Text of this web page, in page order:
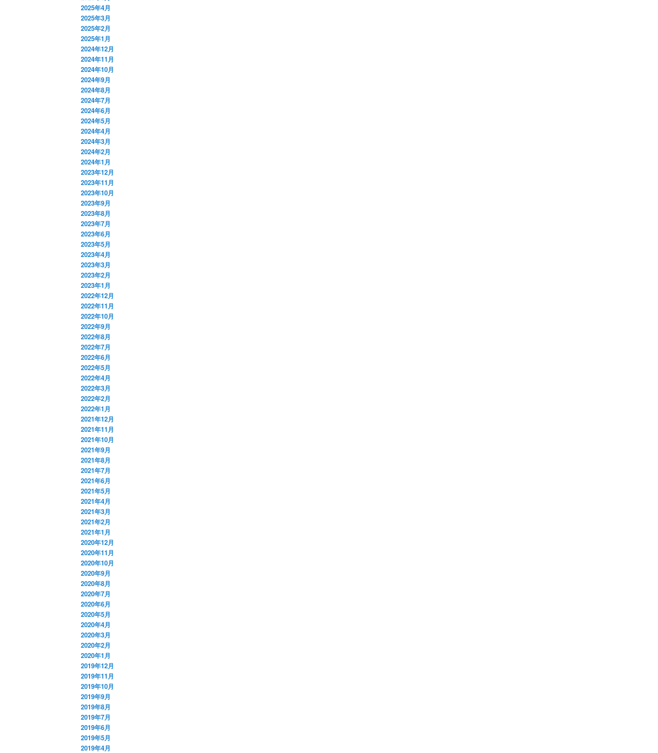
2025年4月
2025年3月
2025年2月
2025年1月
2024年12月
2024年11月
2024年10月
2024年9月
2024年8月
2024年7月
2024年6月
2024年5月
2024年4月
2024年3月
2024年2月
2024年1月
2023年12月
2023年11月
2023年10月
2023年9月
2023年8月
2023年7月
2023年6月
2023年5月
2023年4月
2023年3月
2023年2月
2023年1月
2022年12月
2022年11月
2022年10月
2022年9月
2022年8月
2022年7月
2022年6月
2022年5月
2022年4月
2022年3月
2022年2月
2022年1月
2021年12月
2021年11月
2021年10月
2021年9月
2021年8月
2021年7月
2021年6月
2021年5月
2021年4月
2021年3月
2021年2月
2021年1月
2020年12月
2020年11月
2020年10月
2020年9月
2020年8月
2020年7月
2020年6月
2020年5月
2020年4月
2020年3月
2020年2月
2020年1月
2019年12月
2019年11月
2019年10月
2019年9月
2019年8月
2019年7月
2019年6月
2019年5月
2019年4月